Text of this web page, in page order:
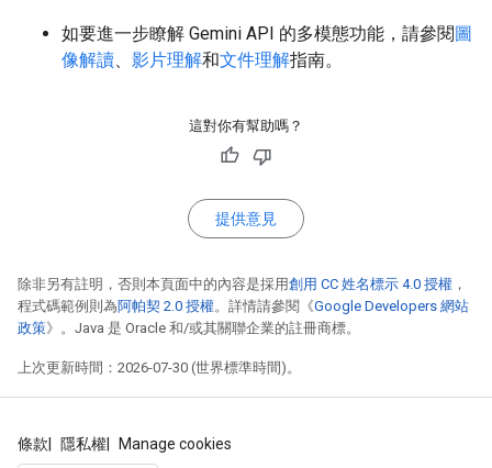
如要進一步瞭解 Gemini API 的多模態功能，請參閱圖
像解讀、 影片理解和文件理解指南。
這對你有幫助嗎？
提供意見
除非另有註明，否則本頁面中的內容是採用創用 CC 姓名標示 4.0 授權 ，
程式碼範例則為阿帕契 2.0 授權。詳情請參閱《Google Developers 網站
政策》。Java 是 Oracle 和/或其關聯企業的註冊商標。
上次更新時間：2026-07-30 (世界標準時間)。
條款 隱私權 Manage cookies